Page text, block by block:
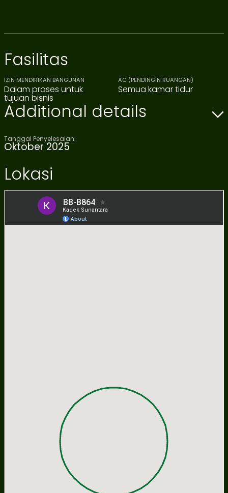
Fasilitas
IZIN MENDIRIKAN BANGUNAN
Dalam proses untuk
tujuan bisnis
AC (PENDINGIN RUANGAN)
Semua kamar tidur
Additional details
Tanggal Penyelesaian:
Oktober 2025
Lokasi